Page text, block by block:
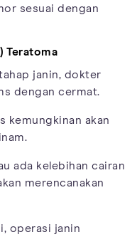
sesuai dengan
Teratoma
janin, dokter
dengan cermat.
kemungkinan akan
ada kelebihan cairan
merencanakan
operasi janin